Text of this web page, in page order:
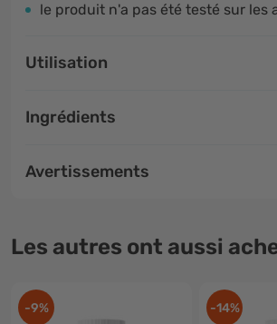
le produit n'a pas été testé sur les
Utilisation
Ingrédients
Avertissements
Les autres ont aussi
-9% -14%